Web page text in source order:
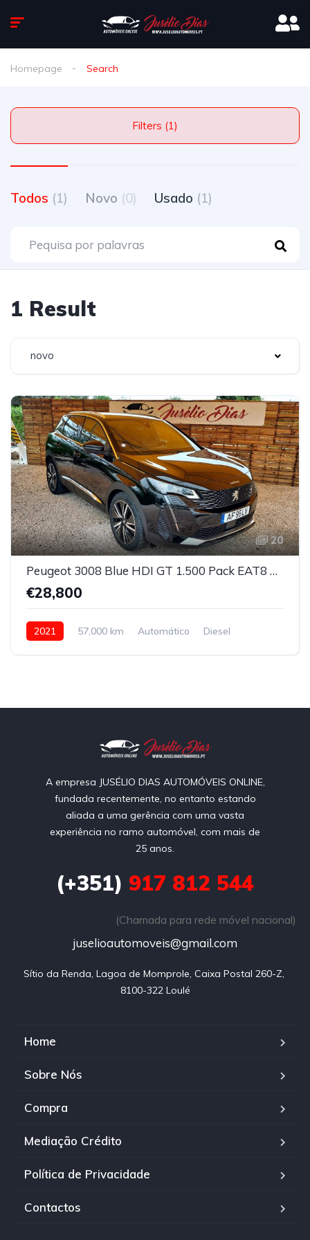
Homepage Search
Filters (1)
Todos (1) Novo (0) Usado (1)
1 Result
novo
20
Peugeot 3008 Blue HDI GT 1.500 Pack EAT8 de 130Cv
€28,800
2021 57,000 km Automático
Diesel
A empresa JUSÉLIO DIAS AUTOMÓVEIS ONLINE,
fundada recentemente, no entanto estando
aliada a uma gerência com uma vasta
experiência no ramo automóvel, com mais de
25 anos.
(+351) 917 812 544
(Chamada para rede móvel nacional)
juselioautomoveis@gmail.com
Sítio da Renda, Lagoa de Momprole, Caixa Postal 260-Z,
8100-322 Loulé
Home
Sobre Nós
Compra
Mediação Crédito
Política de Privacidade
Contactos